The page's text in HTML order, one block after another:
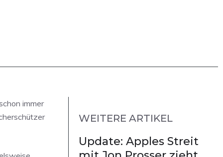
immer
WEITERE ARTIKEL
Update: Apples Streit